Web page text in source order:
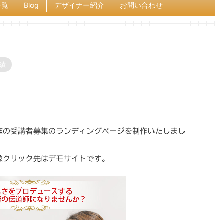
Blog デザイナー紹介 お問い合わせ
受講者募集のランディングページを制作いたしまし
リック先はデモサイトです。